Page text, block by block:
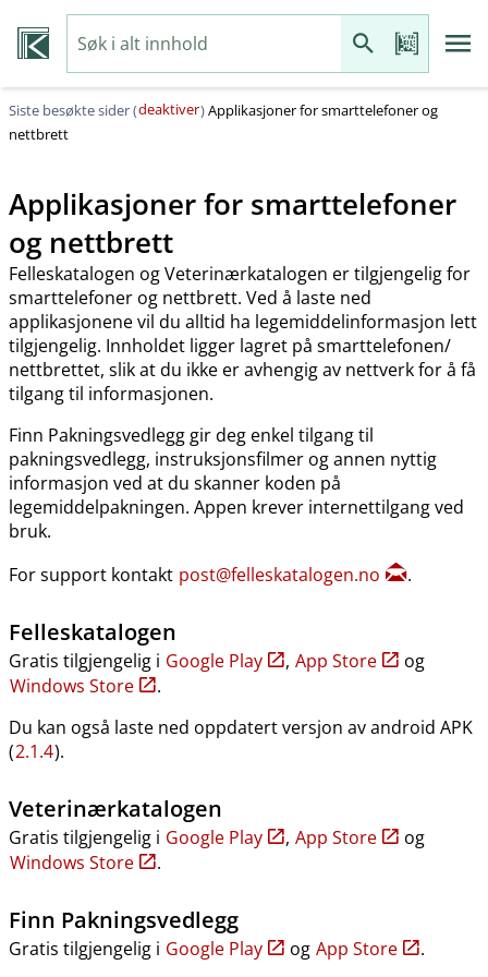
Siste besøkte sider (deaktiver)Applikasjoner for smarttelefoner og
nettbrett
Applikasjoner for smarttelefoner
og nettbrett
Felleskatalogen og Veterinærkatalogen er tilgjengelig for
smarttelefoner og nettbrett. Ved å laste ned
applikasjonene vil du alltid ha legemiddelinformasjon lett
tilgjengelig. Innholdet ligger lagret på smarttelefonen​/​
nettbrettet, slik at du ikke er avhengig av nettverk for å få
tilgang til informasjonen.
Finn Pakningsvedlegg gir deg enkel tilgang til
pakningsvedlegg, instruksjonsfilmer og annen nyttig
informasjon ved at du skanner koden på
legemiddelpakningen. Appen krever internettilgang ved
bruk.
For support kontakt post@felleskatalogen.no .
Felleskatalogen
Gratis tilgjengelig i Google Play , App Store
og
Windows Store
.
Du kan også laste ned oppdatert versjon av android APK
(2.1.4).
Veterinærkatalogen
Gratis tilgjengelig i Google Play , App Store
og
Windows Store
.
Finn Pakningsvedlegg
Gratis tilgjengelig i Google Play og App Store .